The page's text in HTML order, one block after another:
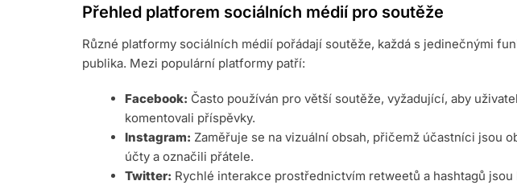
Přehled platforem sociálních médií pro soutěže
Různé platformy sociálních médií pořádají soutěže, každá s jedinečnými
publika. Mezi populární platformy patří:
Facebook: Často používán pro větší soutěže, vyžadující, aby
komentovali příspěvky.
Instagram: Zaměřuje se na vizuální obsah, přičemž účastníci jsou
účty a označili přátele.
Twitter: Rychlé interakce prostřednictvím retweetů a hashtagů jsou